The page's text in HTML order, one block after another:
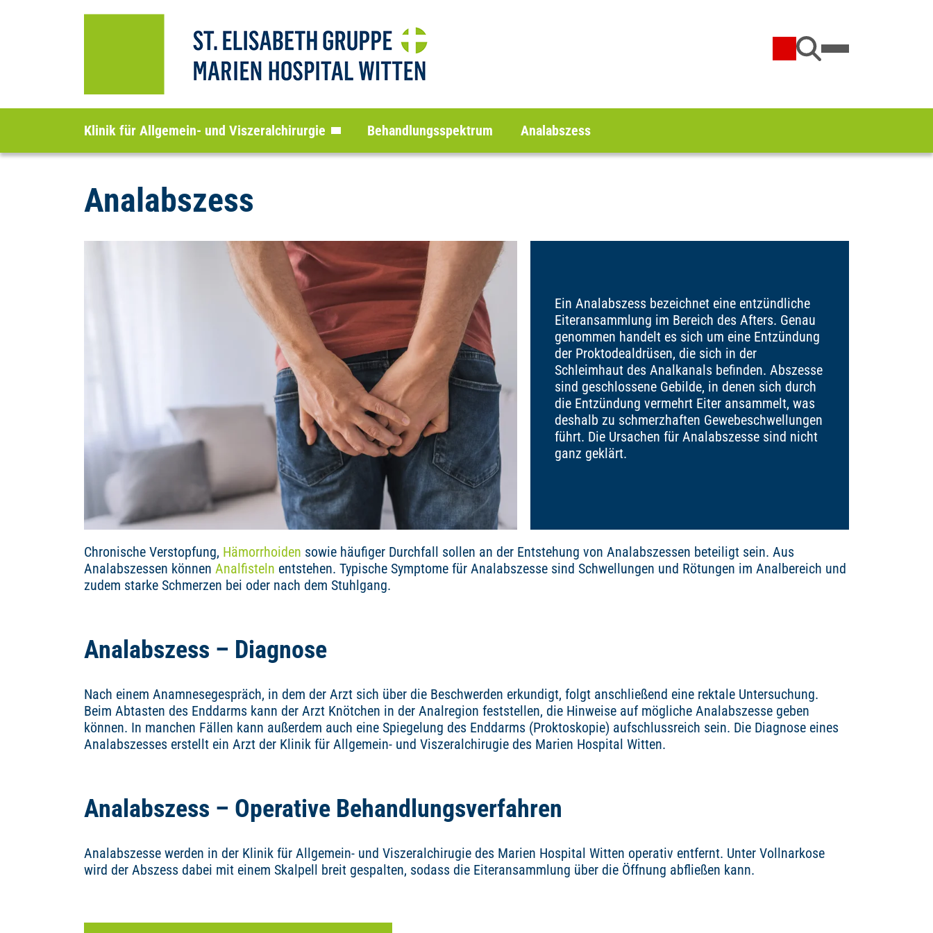
Klinik für Allgemein- und Viszeralchirurgie Behandlungsspektrum Analabszess
Analabszess
Ein Analabszess bezeichnet eine entzündliche
Eiteransammlung im Bereich des Afters. Genau
genommen handelt es sich um eine Entzündung
der Proktodealdrüsen, die sich in der
Schleimhaut des Analkanals befinden. Abszesse
sind geschlossene Gebilde, in denen sich durch
die Entzündung vermehrt Eiter ansammelt, was
deshalb zu schmerzhaften Gewebeschwellungen
führt. Die Ursachen für Analabszesse sind nicht
ganz geklärt.
Chronische Verstopfung, Hämorrhoiden sowie häufiger Durchfall sollen an der Entstehung von Analabszessen beteiligt sein. Aus
Analabszessen können Analfisteln entstehen. Typische Symptome für Analabszesse sind Schwellungen und Rötungen im Analbereich und
zudem starke Schmerzen bei oder nach dem Stuhlgang.
Analabszess – Diagnose
Nach einem Anamnesegespräch, in dem der Arzt sich über die Beschwerden erkundigt, folgt anschließend eine rektale Untersuchung.
Beim Abtasten des Enddarms kann der Arzt Knötchen in der Analregion feststellen, die Hinweise auf mögliche Analabszesse geben
können. In manchen Fällen kann außerdem auch eine Spiegelung des Enddarms (Proktoskopie) aufschlussreich sein. Die Diagnose eines
Analabszesses erstellt ein Arzt der Klinik für Allgemein- und Viszeralchirugie des Marien Hospital Witten.
Analabszess – Operative Behandlungsverfahren
Analabszesse werden in der Klinik für Allgemein- und Viszeralchirugie des Marien Hospital Witten operativ entfernt. Unter Vollnarkose
wird der Abszess dabei mit einem Skalpell breit gespalten, sodass die Eiteransammlung über die Öffnung abfließen kann.